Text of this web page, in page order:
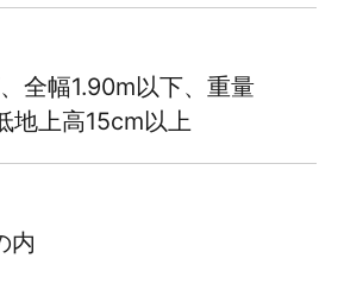
全幅1.90m以下、重量
地上高15cm以上
内